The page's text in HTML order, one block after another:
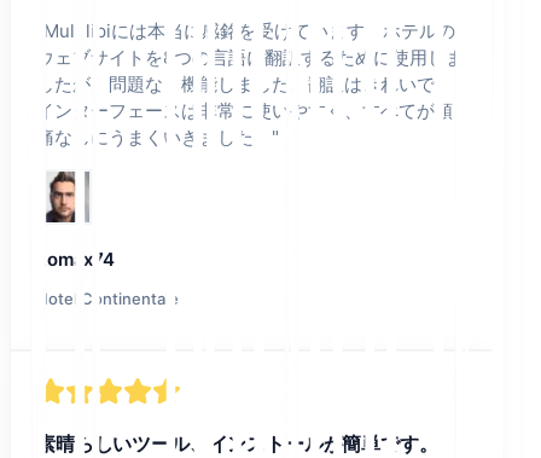
Multilipiには本当に感銘を受けています。ホテルの
ウェブサイトを8つの言語に翻訳するために使用しま
したが、問題なく機能しました。翻訳はきれいで、
インターフェースは非常に使いやすく、すべてが頭
痛なしにうまくいきました。 "
komax74
Hotel Continentale
素晴らしいツール、インストールが簡単です。